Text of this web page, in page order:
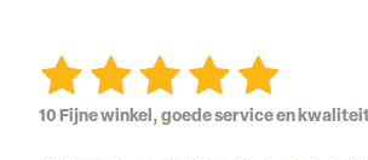
10 Fijne winkel, goede service en